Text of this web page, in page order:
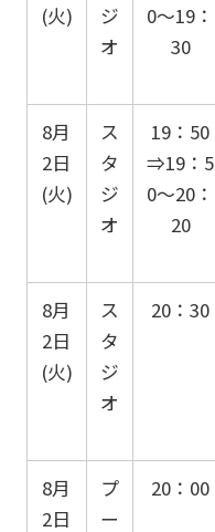
(火)
ジ
オ
0～19：
30
8月
2日
(火)
ス
タ
ジ
オ
19：50
⇒19：5
0～20：
20
8月
2日
(火)
ス
タ
ジ
オ
20：30
8月
2日
プ
ー
20：00